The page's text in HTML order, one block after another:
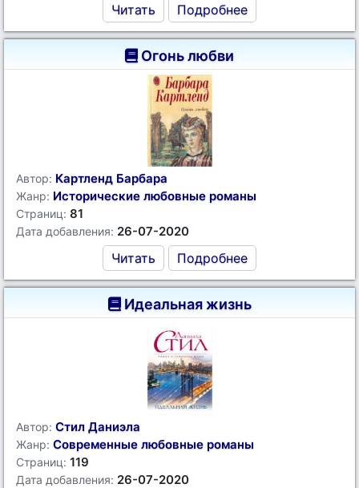
Читать Подробнее
Огонь любви
Автор: Картленд Барбара
Жанр: Исторические любовные романы
Страниц: 81
Дата добавления: 26-07-2020
Читать Подробнее
Идеальная жизнь
Автор: Стил Даниэла
Жанр: Современные любовные романы
Страниц: 119
Дата добавления: 26-07-2020